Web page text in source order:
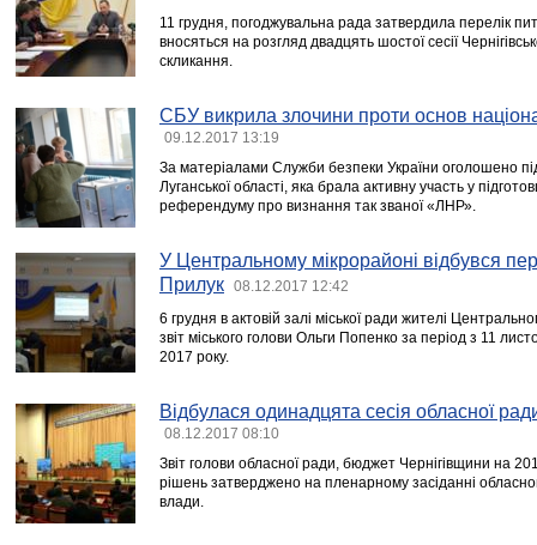
11 грудня, погоджувальна рада затвердила перелік
вносяться на розгляд двадцять шостої сесії
скликання.
СБУ викрила злочини проти основ
09.12.2017 13:19
За матеріалами Служби безпеки України оголошено
Луганської області, яка брала активну участь у
референдуму про визнання так званої «ЛНР».
У Центральному мікрорайоні відбувся
Прилук
08.12.2017 12:42
6 грудня в актовій залі міської ради жителі
звіт міського голови Ольги Попенко за період з 11
2017 року.
Відбулася одинадцята сесія обласної
08.12.2017 08:10
Звіт голови обласної ради, бюджет Чернігівщини на
рішень затверджено на пленарному засіданні
влади.